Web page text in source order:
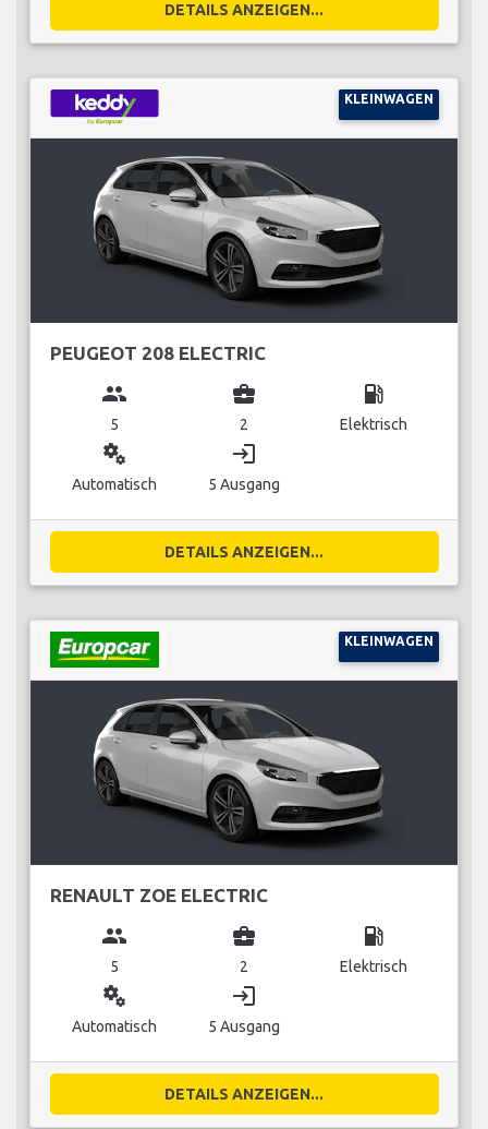
DETAILS ANZEIGEN...
KLEINWAGEN
PEUGEOT 208 ELECTRIC
group
5
business_center
2
local_gas_station
Elektrisch
miscellaneous_services
Automatisch
login
5 Ausgang
DETAILS ANZEIGEN...
KLEINWAGEN
RENAULT ZOE ELECTRIC
group
5
business_center
2
local_gas_station
Elektrisch
miscellaneous_services
Automatisch
login
5 Ausgang
DETAILS ANZEIGEN...